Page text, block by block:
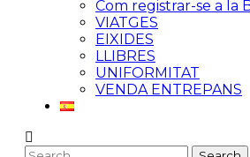
Com registrar-se a la
VIATGES
EIXIDES
LLIBRES
UNIFORMITAT
VENDA ENTREPANS